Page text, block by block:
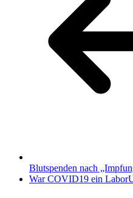
Blutspenden nach
War COVID19 ein